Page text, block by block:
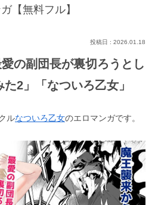
【無料フル】
2026.01.18
愛の副団長が裏切ろうとし
2」「なついろ乙女」
ルなついろ乙女のエロマンガです。